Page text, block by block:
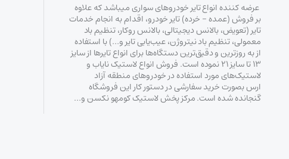
عرضه کننده انواع تایر خودروهای سواری میباشد که علاوه
بر فروش (عمده – خرده‌) تایر خودرو، اقدام به انجام خدمات
تایر (تعویض، بالانس دیجیتالی، بالانس روکار، تنظیم باد
معمولی، تنظیم باد نیتروژن، عیب‌یابی تایر و…) با استفاده
از به روزترین و دقیق‌ترین دستگاه‌ها برای انواع تایرها از سایز
۱۳ تا سایز ۲۱ نموده است. فروش انواع لاستیک‌ نایاب و
لاستیک‌های مورد استفاده در خودروهای منطقه آزاد
ارس بصورت خرید سفارشی در دستور کار این فروشگاه
گنجانده شده است. مرکز پخش لاستیک کومهو نکسن و…